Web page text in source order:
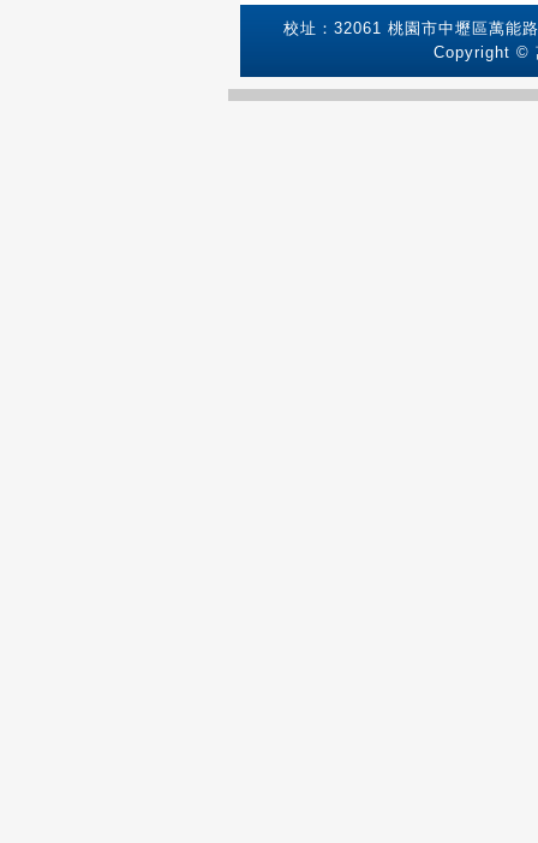
校址：32061 桃園市中壢區萬能
Copyright ©